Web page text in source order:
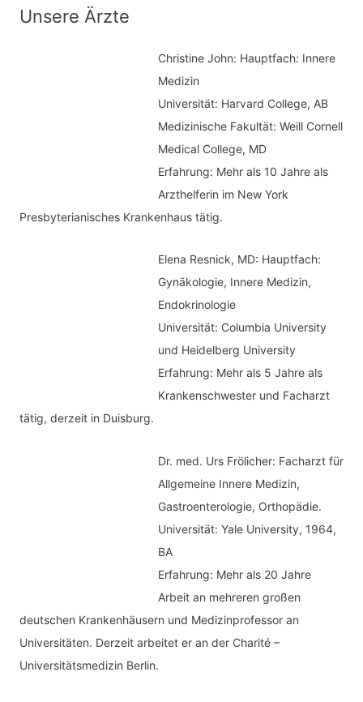
a
tUnsere Ärzte
Christine John: Hauptfach: Innere
Medizin
Universität: Harvard College, AB
Medizinische Fakultät: Weill Cornell
Medical College, MD
Erfahrung: Mehr als 10 Jahre als
Arzthelferin im New York
Presbyterianisches Krankenhaus tätig.
Elena Resnick, MD: Hauptfach:
Gynäkologie, Innere Medizin,
Endokrinologie
Universität: Columbia University
und Heidelberg University
Erfahrung: Mehr als 5 Jahre als
Krankenschwester und Facharzt
tätig, derzeit in Duisburg.
Dr. med. Urs Frölicher: Facharzt für
Allgemeine Innere Medizin,
Gastroenterologie, Orthopädie.
Universität: Yale University, 1964,
BA
Erfahrung: Mehr als 20 Jahre
Arbeit an mehreren großen
deutschen Krankenhäusern und Medizinprofessor an
Universitäten. Derzeit arbeitet er an der Charité –
Universitätsmedizin Berlin.